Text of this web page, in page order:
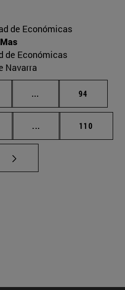
de Económicas
de Económicas
Navarra
... Páginas intermedias
Página
94
... Páginas intermedias
Página
110